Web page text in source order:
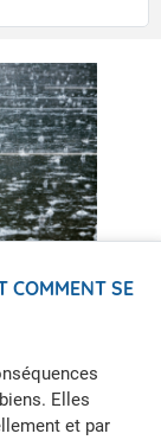
COMMENT SE
Elles
et par